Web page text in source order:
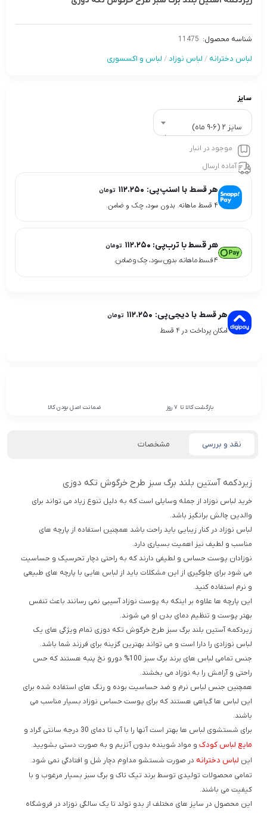
شناسه محصول: 11475
لباس دخترانه / لباس نوزاد / لباس و اکسسوری
سایز
سایز 2 (6-9 ماه)
موجود در انبار
آماده ارسال
هر قسط با اسنپ‌پی: ۱۱۲.۲۵۰ تومان
۴ قسط ماهانه. بدون سود، چک و ضامن.
هر قسط با ترب‌پی: ۱۱۲.۲۵۰ تومان
۴ قسط ماهانه. بدون سود، چک و ضامن.
هر قسط با دیجی‌پی: ۱۱۲.۲۵۰ تومان
امکان پرداخت در 4 قسط
بازگشت کالا تا 7 روز ضمانت اصل بودن کالا
نقد و بررسی مشخصات
زیردکمه آستین بلند برگ سبز طرح خرگوش تکه دوزی
خرید لباس نوزاد از جمله وسایلی است که به دلیل تنوع زیاد می تواند برای
والدین چالش برانگیز باشد.
لباس نوزاد در کنار زیبایی باید راحت باشد همچنین استفاده از پارچه های
مناسب و لطیف نیز اهمیت بسیاری دارد.
نوزادان پوست حساس و لطیفی دارند که به راحتی دچار تحرسیک و حساسیت
می شود برای جلوگیری از این مشکلات باید از لباس هایی با پارچه های طبیعی
و نرم استفاده کنید.
این پارچه ها علاوه بر اینکه به پوست نوزاد آسیبی نمی رسانند باعث تنفس
بهتر پوست و تنظیم دمای بدن او می شوند.
زیردکمه آستین بلند برگ سبز طرح خرگوش تکه دوزی تمام ویژگی های یک
لباس نوزادی را دارا است و می تواند بهترین گزینه برای فرزند شما باشد.
جنس تمامی لباس های برند برگ سبز 100% دورو نخ پنبه هستند که حس
راحتی و آرامش را به نوزاد می بخشند.
همچنین جنس لباس نرم و ضد حساسیت بوده و رنگ های استفاده شده برای
این لباس ها گیاهی هستند که برای پوست حساس نوزاد بسیار مناسب می
باشند.
برای شستشوی لباس ها بهتر است آنها را با آب تا دمای 30 درجه سانتی گراد و
مایع لباس کودک و مواد شوینده بدون آنزیم و به صورت دستی بشویید.
این لباس دخترانه در صورت شستشو مداوم دچار شل و افتادگی نمی شود.
تمامی محصولات تولیدی توسط برند تیک تاک و برگ سبز بسیار مرغوب و با
کیفیت می باشند.
این محصول در سایز های مختلف از بدو تولد تا یک سالگی نوزاد در فروشگاه